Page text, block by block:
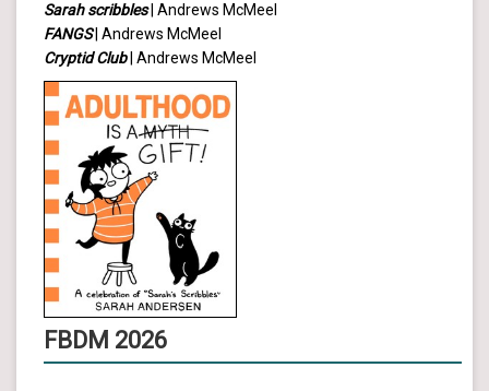
Sarah scribbles| Andrews McMeel
FANGS| Andrews McMeel
Cryptid Club| Andrews McMeel
FBDM 2026